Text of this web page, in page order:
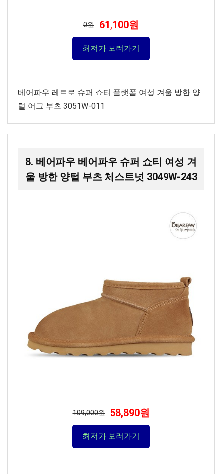
0원 61,100원
최저가 보러가기
베어파우 레트로 슈퍼 쇼티 플랫폼 여성 겨울 방한 양
털 어그 부츠 3051W-011
8. 베어파우 베어파우 슈퍼 쇼티 여성 겨
울 방한 양털 부츠 체스트넛 3049W-243
109,000원 58,890원
최저가 보러가기